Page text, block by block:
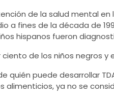
de la salud mental
a fines de la década de
hispanos fueron
de los niños negros y
puede desarrollar
ya no se